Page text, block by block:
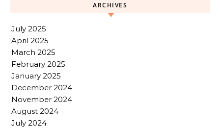
ARCHIVES
July 2025
April 2025
March 2025
February 2025
January 2025
December 2024
November 2024
August 2024
July 2024